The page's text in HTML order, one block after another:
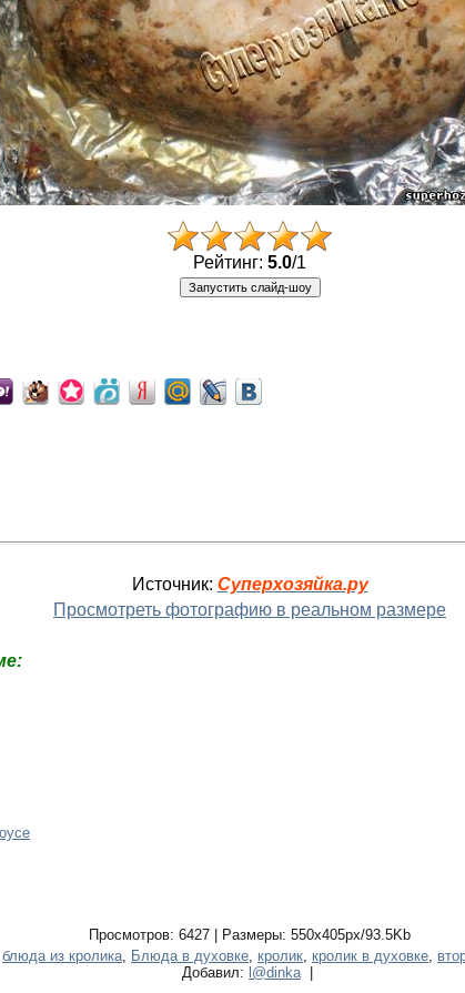
Рейтинг: 5.0/1
Источник: Суперхозяйка.ру
Просмотреть фотографию в реальном размере
Просмотров: 6427 | Размеры: 550x405px/93.5Kb
блюда из кролика, Блюда в духовке, кролик, кролик в духовке,
Добавил: l@dinka|